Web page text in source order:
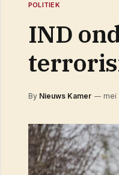
POLITIEK
IND
By Nieuws Kamer mei